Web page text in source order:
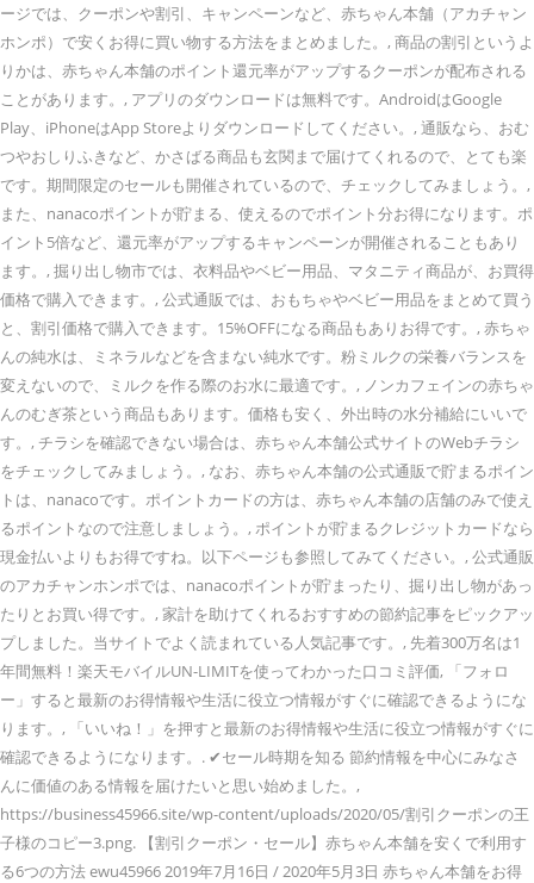
ージでは、クーポンや割引、キャンペーンなど、赤ちゃん本舗（アカチャン
ホンポ）で安くお得に買い物する方法をまとめました。, 商品の割引というよ
りかは、赤ちゃん本舗のポイント還元率がアップするクーポンが配布される
ことがあります。, アプリのダウンロードは無料です。AndroidはGoogle
Play、iPhoneはApp Storeよりダウンロードしてください。, 通販なら、おむ
つやおしりふきなど、かさばる商品も玄関まで届けてくれるので、とても楽
です。期間限定のセールも開催されているので、チェックしてみましょう。,
また、nanacoポイントが貯まる、使えるのでポイント分お得になります。ポ
イント5倍など、還元率がアップするキャンペーンが開催されることもあり
ます。, 掘り出し物市では、衣料品やベビー用品、マタニティ商品が、お買得
価格で購入できます。, 公式通販では、おもちゃやベビー用品をまとめて買う
と、割引価格で購入できます。15%OFFになる商品もありお得です。, 赤ちゃ
んの純水は、ミネラルなどを含まない純水です。粉ミルクの栄養バランスを
変えないので、ミルクを作る際のお水に最適です。, ノンカフェインの赤ちゃ
んのむぎ茶という商品もあります。価格も安く、外出時の水分補給にいいで
す。, チラシを確認できない場合は、赤ちゃん本舗公式サイトのWebチラシ
をチェックしてみましょう。, なお、赤ちゃん本舗の公式通販で貯まるポイン
トは、nanacoです。ポイントカードの方は、赤ちゃん本舗の店舗のみで使え
るポイントなので注意しましょう。, ポイントが貯まるクレジットカードなら
現金払いよりもお得ですね。以下ページも参照してみてください。, 公式通販
のアカチャンホンポでは、nanacoポイントが貯まったり、掘り出し物があっ
たりとお買い得です。, 家計を助けてくれるおすすめの節約記事をピックアッ
プしました。当サイトでよく読まれている人気記事です。, 先着300万名は1
年間無料！楽天モバイルUN-LIMITを使ってわかった口コミ評価, 「フォロ
ー」すると最新のお得情報や生活に役立つ情報がすぐに確認できるようにな
ります。, 「いいね！」を押すと最新のお得情報や生活に役立つ情報がすぐに
確認できるようになります。. ✔︎セール時期を知る 節約情報を中心にみなさ
んに価値のある情報を届けたいと思い始めました。,
https://business45966.site/wp-content/uploads/2020/05/割引クーポンの王
子様のコピー3.png. 【割引クーポン・セール】赤ちゃん本舗を安くで利用す
る6つの方法 ewu45966 2019年7月16日 / 2020年5月3日 赤ちゃん本舗をお得